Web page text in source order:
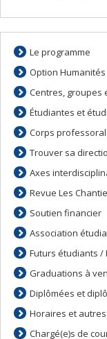
Le programme
Option
Centres, groupes
Étudiantes et
Corps professoral
Trouver sa
Axes
Revue Les
Soutien financier
Association
Futurs étudiants /
Graduations à
Diplômées et
Horaires et
Chargé(e)s de